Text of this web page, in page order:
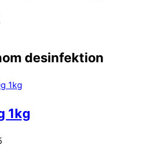
desinfektion
1kg